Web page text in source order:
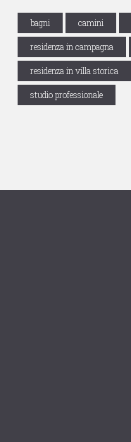
bagni camini
residenza in campagna
residenza in villa storica
studio professionale